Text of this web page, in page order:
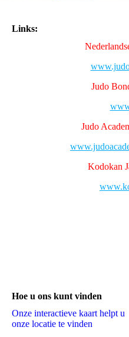
Links:
Judo
Judo
Kodokan
Hoe u ons kunt vinden
Onze interactieve kaart helpt u
onze locatie te vinden